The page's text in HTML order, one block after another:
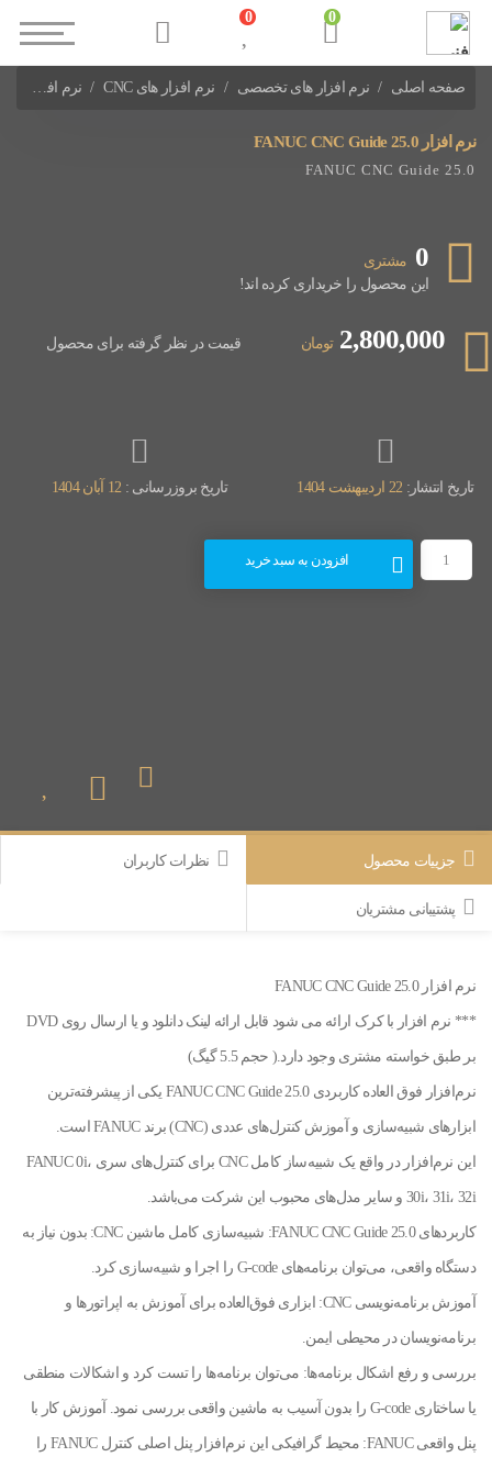
صفحه اصلی نرم افزار های تخصصی نرم افزار های CNC نرم افزار FANUC CNC Guide 25.0
نرم افزار FANUC CNC Guide 25.0
FANUC CNC Guide 25.0
0 مشتری
این محصول را خریداری کرده اند!
2,800,000 تومان قیمت در نظر گرفته برای محصول
تاریخ انتشار:22 اردیبهشت 1404 تاریخ بروزرسانی :12 آبان 1404
نرم
FANUC
افزودن به سبد خرید
جزییات محصول نظرات کاربران
پشتیبانی مشتریان
نرم افزار FANUC CNC Guide 25.0
*** نرم افزار با کرک ارائه می شود قابل ارائه لینک دانلود و یا ارسال روی DVD
بر طبق خواسته مشتری وجود دارد.( حجم 5.5 گیگ)
نرم‌افزار فوق العاده کاربردی FANUC CNC Guide 25.0 یکی از پیشرفته‌ترین
ابزارهای شبیه‌سازی و آموزش کنترل‌های عددی (CNC) برند FANUC است.
این نرم‌افزار در واقع یک شبیه‌ساز کامل CNC برای کنترل‌های سری FANUC 0i،
30i، 31i، 32i و سایر مدل‌های محبوب این شرکت می‌باشد.
کاربردهای FANUC CNC Guide 25.0: شبیه‌سازی کامل ماشین CNC: بدون نیاز به
دستگاه واقعی، می‌توان برنامه‌های G-code را اجرا و شبیه‌سازی کرد.
آموزش برنامه‌نویسی CNC: ابزاری فوق‌العاده برای آموزش به اپراتورها و
برنامه‌نویسان در محیطی ایمن.
بررسی و رفع اشکال برنامه‌ها: می‌توان برنامه‌ها را تست کرد و اشکالات منطقی
یا ساختاری G-code را بدون آسیب به ماشین واقعی بررسی نمود. آموزش کار با
پنل واقعی FANUC: محیط گرافیکی این نرم‌افزار پنل اصلی کنترل FANUC را
0
0